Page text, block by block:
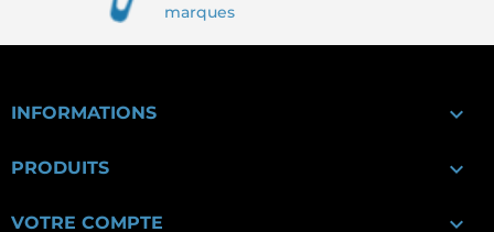
marques
INFORMATIONS 
PRODUITS 
VOTRE COMPTE 